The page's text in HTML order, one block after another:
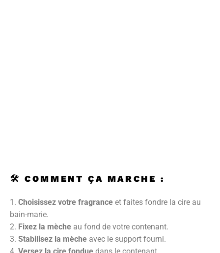
🛠️ COMMENT ÇA MARCHE :
Choisissez votre fragrance et faites fondre la cire au
bain-marie.
Fixez la mèche au fond de votre contenant.
Stabilisez la mèche avec le support fourni.